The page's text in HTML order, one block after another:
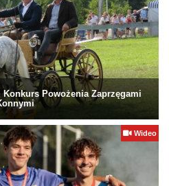
Powożenia Zaprzęgami
Wideo